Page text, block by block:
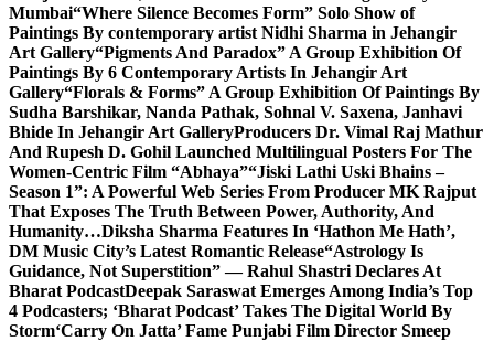
Mumbai“Where Silence Becomes Form” Solo Show of
Paintings By contemporary artist Nidhi Sharma in Jehangir
Art Gallery“Pigments And Paradox” A Group Exhibition Of
Paintings By 6 Contemporary Artists In Jehangir Art
Gallery“Florals & Forms” A Group Exhibition Of Paintings By
Sudha Barshikar, Nanda Pathak, Sohnal V. Saxena, Janhavi
Bhide In Jehangir Art GalleryProducers Dr. Vimal Raj Mathur
And Rupesh D. Gohil Launched Multilingual Posters For The
Women-Centric Film “Abhaya”“Jiski Lathi Uski Bhains –
Season 1”: A Powerful Web Series From Producer MK Rajput
That Exposes The Truth Between Power, Authority, And
Humanity…Diksha Sharma Features In ‘Hathon Me Hath’,
DM Music City’s Latest Romantic Release“Astrology Is
Guidance, Not Superstition” — Rahul Shastri Declares At
Bharat PodcastDeepak Saraswat Emerges Among India’s Top
4 Podcasters; ‘Bharat Podcast’ Takes The Digital World By
Storm‘Carry On Jatta’ Fame Punjabi Film Director Smeep